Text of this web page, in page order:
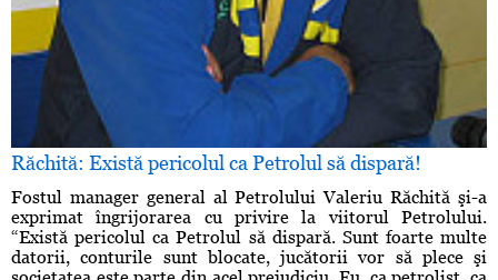
Răchită: Există pericolul ca Petrolul să dispară!
Fostul manager general al Petrolului Valeriu Răchită şi-a
exprimat îngrijorarea cu privire la viitorul Petrolului.
“Există pericolul ca Petrolul să dispară. Sunt foarte multe
datorii, conturile sunt blocate, jucătorii vor să plece şi